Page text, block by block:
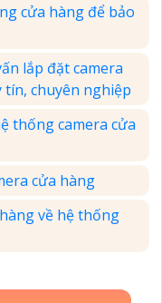
cửa hàng để bảo
lắp đặt camera
chuyên nghiệp
thống camera cửa
cửa hàng
về hệ thống